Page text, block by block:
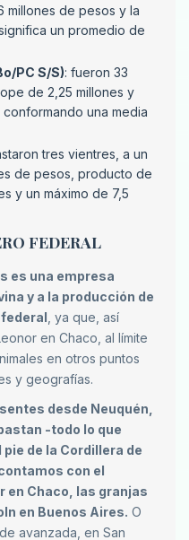
millones de pesos y la
un promedio de
PC S/S): fueron 33
de 2,25 millones y
una media
tres vientres, a un
de pesos, producto de
y un máximo de 7,5
FEDERAL
es una empresa
y a la producción de
, ya que, así
en Chaco, al límite
en otros puntos
y geografías.
desde Neuquén,
-todo lo que
de la Cordillera de
con el
en Chaco, las granjas
en Buenos Aires. O
avanzada, en San